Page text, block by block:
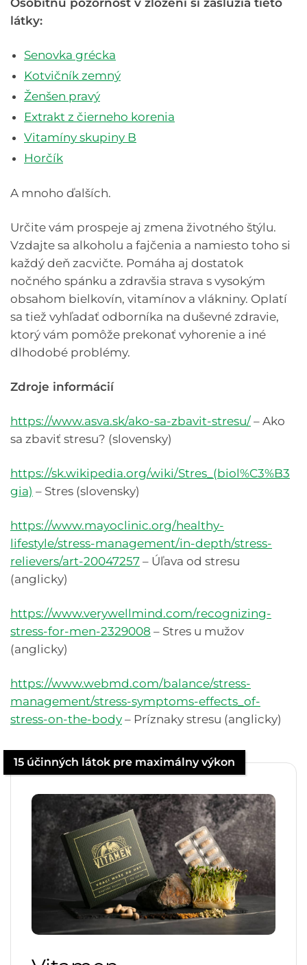
látky:
Senovka grécka
Kotvičník zemný
Ženšen pravý
Extrakt z čierneho korenia
Vitamíny skupiny B
Horčík
A mnoho ďalších.
Určite vám prospeje aj zmena životného štýlu.
Vzdajte sa alkoholu a fajčenia a namiesto toho si
každý deň zacvičte. Pomáha aj dostatok
nočného spánku a zdravšia strava s vysokým
obsahom bielkovín, vitamínov a vlákniny. Oplatí
sa tiež vyhľadať odborníka na duševné zdravie,
ktorý vám pomôže prekonať vyhorenie a iné
dlhodobé problémy.
Zdroje informácií
https://www.asva.sk/ako-sa-zbavit-stresu/ – Ako
sa zbaviť stresu? (slovensky)
https://sk.wikipedia.org/wiki/Stres_(biol%C3%B3
gia) – Stres (slovensky)
https://www.mayoclinic.org/healthy-
lifestyle/stress-management/in-depth/stress-
relievers/art-20047257 – Úľava od stresu
(anglicky)
https://www.verywellmind.com/recognizing-
stress-for-men-2329008 – Stres u mužov
(anglicky)
https://www.webmd.com/balance/stress-
management/stress-symptoms-effects_of-
stress-on-the-body – Príznaky stresu (anglicky)
15 účinných látok pre maximálny výkon